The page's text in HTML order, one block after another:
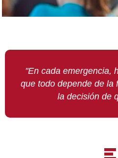
"En cada emergencia,
que todo depende de la
la decisión de